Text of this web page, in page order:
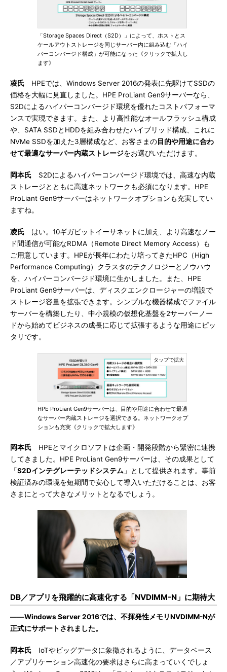
「Storage Spaces Direct（S2D）」によって、ホストとス
ケールアウトストレージを同じサーバー内に組み込む「ハイ
パーコンバージド構成」が可能になった《クリックで拡大し
ます》
凌氏 HPEでは、Windows Server 2016の発表に先駆けてSSDの
価格を大幅に見直しました。HPE ProLiant Gen9サーバーなら、
S2Dによるハイパーコンバージド環境を優れたコストパフォーマ
ンスで実現できます。また、より高性能なオールフラッシュ構成
や、SATA SSDとHDDを組み合わせたハイブリッド構成、これに
NVMe SSDを加えた3層構成など、お客さまの目的や用途に合わ
せて最適なサーバー内蔵ストレージをお選びいただけます。
岡本氏 S2Dによるハイパーコンバージド環境では、高速な内蔵
ストレージとともに高速ネットワークも必須になります。HPE
ProLiant Gen9サーバーはネットワークオプションも充実してい
ますね。
凌氏 はい。10ギガビットイーサネットに加え、より高速なノー
ド間通信が可能なRDMA（Remote Direct Memory Access）も
ご用意しています。HPEが長年にわたり培ってきたHPC（High
Performance Computing）クラスタのテクノロジーとノウハウ
を、ハイパーコンバージド環境に生かしました。また、HPE
ProLiant Gen9サーバーは、ディスクエンクロージャーの増設で
ストレージ容量を拡張できます。シンプルな機器構成でファイル
サーバーを構築したり、中小規模の仮想化基盤を2サーバーノー
ドから始めてビジネスの成長に応じて拡張するような用途にピッ
タリです。
HPE ProLiant Gen9サーバーは、目的や用途に合わせて最適
なサーバー内蔵ストレージを選択できる。ネットワークオプ
ションも充実《クリックで拡大します》
岡本氏 HPEとマイクロソフトは企画・開発段階から緊密に連携
してきました。HPE ProLiant Gen9サーバーは、その成果として
「S2Dインテグレーテッドシステム 」として提供されます。事前
検証済みの環境を短期間で安心して導入いただけることは、お客
さまにとって大きなメリットとなるでしょう。
DB／アプリを飛躍的に高速化する「NVDIMM-N」に期待大
――Windows Server 2016では、不揮発性メモリNVDIMM-Nが
正式にサポートされました。
岡本氏 IoTやビッグデータに象徴されるように、データベース
／アプリケーション高速化の要求はさらに高まっていくでしょ